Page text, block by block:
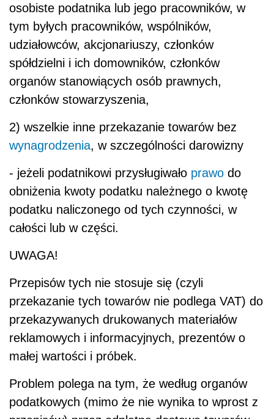
osobiste podatnika lub jego pracowników, w
tym byłych pracowników, wspólników,
udziałowców, akcjonariuszy, członków
spółdzielni i ich domowników, członków
organów stanowiących osób prawnych,
członków stowarzyszenia,
2) wszelkie inne przekazanie towarów bez
wynagrodzenia, w szczególności darowizny
- jeżeli podatnikowi przysługiwało prawo do
obniżenia kwoty podatku należnego o kwotę
podatku naliczonego od tych czynności, w
całości lub w części.
UWAGA!
Przepisów tych nie stosuje się (czyli
przekazanie tych towarów nie podlega VAT) do
przekazywanych drukowanych materiałów
reklamowych i informacyjnych, prezentów o
małej wartości i próbek.
Problem polega na tym, że według organów
podatkowych (mimo że nie wynika to wprost z